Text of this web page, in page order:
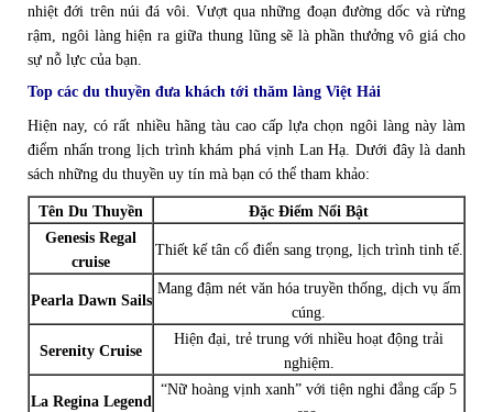
nhiệt đới trên núi đá vôi. Vượt qua những đoạn đường dốc và rừng
rậm, ngôi làng hiện ra giữa thung lũng sẽ là phần thưởng vô giá cho
sự nỗ lực của bạn.
Top các du thuyền đưa khách tới thăm làng Việt Hải
Hiện nay, có rất nhiều hãng tàu cao cấp lựa chọn ngôi làng này làm
điểm nhấn trong lịch trình khám phá vịnh Lan Hạ. Dưới đây là danh
sách những du thuyền uy tín mà bạn có thể tham khảo:
Tên Du Thuyền
Đặc Điểm Nổi Bật
Genesis Regal
cruise
Thiết kế tân cổ điển sang trọng, lịch trình tinh tế.
Pearla Dawn Sails
Mang đậm nét văn hóa truyền thống, dịch vụ ấm
cúng.
Serenity Cruise
Hiện đại, trẻ trung với nhiều hoạt động trải
nghiệm.
La Regina Legend
“Nữ hoàng vịnh xanh” với tiện nghi đẳng cấp 5